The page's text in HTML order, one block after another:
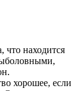
что находится
хорошее, если